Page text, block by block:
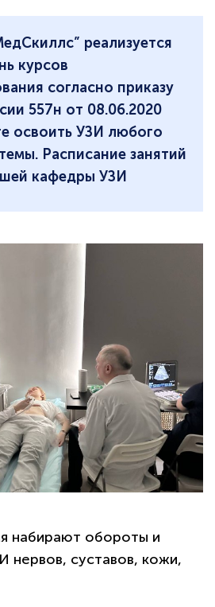
реализуется
курсов
согласно приказу
557н от 08.06.2020
освоить УЗИ любого
Расписание занятий
кафедры УЗИ
набирают обороты и
нервов, суставов, кожи,